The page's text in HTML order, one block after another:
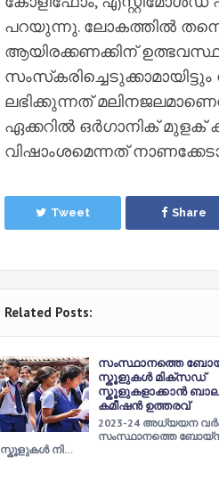
പറയുന്നു. ലോകത്തില്‍
ആയിരക്കണക്കിന്
ലഭിക്കുന്നത്
ഏക്കറില്‍ ഒര്‍ഗാനിക് മുളക്
വിഷാംശമെന്നത്
Tweet Share
Related Posts:
സംസ്ഥാനത്തെ
സ്കൂളുകള്‍ മിക്സഡ്
സ്കൂളുകളാക്കാന്‍
കമീഷന്‍ ഉത്തരവ്
2023-24 അധ്യയന
സംസ്ഥാനത്തെ
സ്കൂളുകള്‍ നി…